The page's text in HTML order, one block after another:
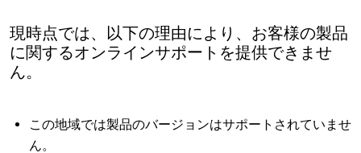
現時点では、以下の理由により、お客様の製品
に関するオンラインサポートを提供できませ
ん。
この地域では製品のバージョンはサポートされていませ
ん。